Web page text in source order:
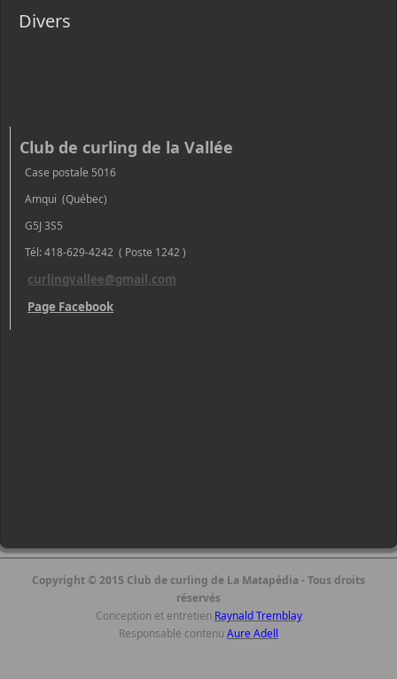
Divers
Club de curling de la Vallée
Case postale 5016
Amqui (Québec)
G5J 3S5
Tél: 418-629-4242 ( Poste 1242 )
curlingvallee@gmail.com
Page Facebook
Copyright © 2015 Club de curling de La Matapédia - Tous droits
réservés
Conception et entretien Raynald Tremblay
Responsable contenu Aure Adell